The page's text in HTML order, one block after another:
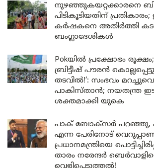
നുഴഞ്ഞുകയറ്റക്കാരനെ
പിടികൂടിയതിന്
കർഷകനെ അതിർത്തി
ബംഗ്ലാദേശികൾ
Pokയിൽ പ്രക്ഷോഭം രൂക്ഷം;
ബ്രിട്ടീഷ് പൗരൻ
തടവിൽ!’: സംഭവം
പാകിസ്താൻ; നയതന്ത്ര
ശക്തമാക്കി യുകെ
പാക് ബോക്സർ പറഞ്ഞു,
എന്ന പേരിനോട്
പ്രധാനമന്ത്രിയെ
താരം നരേന്ദർ